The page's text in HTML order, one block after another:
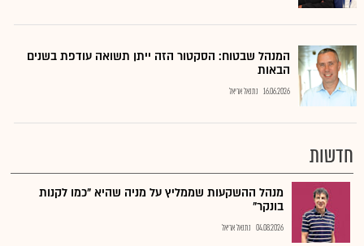
המנהל שבטוח: הסקטור הזה ייתן תשואה עודפת בשנים
הבאות
16.06.2026 נתנאל אריאל
חדשות
מנהל ההשקעות שממליץ על מניה שהיא "כמו לקנות
בונקר"
04.08.2026 נתנאל אריאל